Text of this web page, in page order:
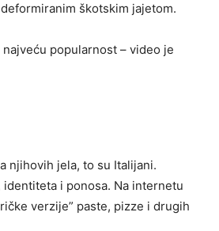
škotskim jajetom.
popularnost – video je
njihovih jela, to su Italijani.
i ponosa. Na internetu
verzije” paste, pizze i drugih